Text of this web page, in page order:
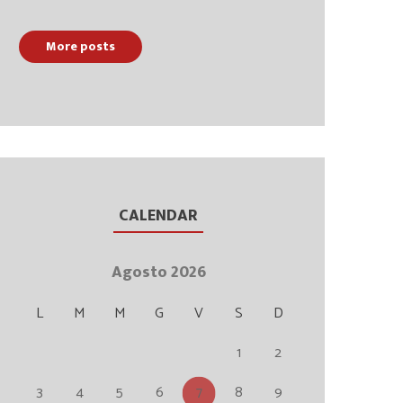
More posts
CALENDAR
Agosto 2026
L M M G V S
D
1
2
3
4 5 6 7 8
9